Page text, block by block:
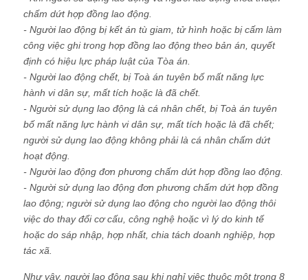
chấm dứt hợp đồng lao động.
- Người lao động bị kết án tù giam, tử hình hoặc bị cấm làm
công việc ghi trong hợp đồng lao động theo bản án, quyết
định có hiệu lực pháp luật của Tòa án.
- Người lao động chết, bị Toà án tuyên bố mất năng lực
hành vi dân sự, mất tích hoặc là đã chết.
- Người sử dụng lao động là cá nhân chết, bị Toà án tuyên
bố mất năng lực hành vi dân sự, mất tích hoặc là đã chết;
người sử dụng lao động không phải là cá nhân chấm dứt
hoạt động.
- Người lao động đơn phương chấm dứt hợp đồng lao động.
- Người sử dụng lao động đơn phương chấm dứt hợp đồng
lao động; người sử dụng lao động cho người lao động thôi
việc do thay đổi cơ cấu, công nghệ hoặc vì lý do kinh tế
hoặc do sáp nhập, hợp nhất, chia tách doanh nghiệp, hợp
tác xã.
Như vậy, người lao động sau khi nghỉ việc thuộc một trong 8